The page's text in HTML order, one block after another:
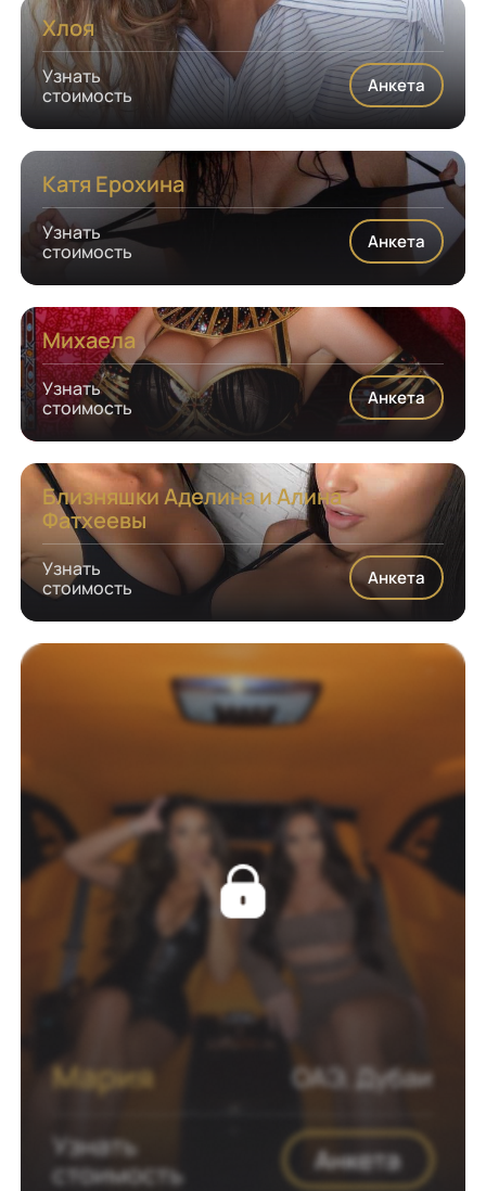
Хлоя
Узнать
стоимость
Анкета
Катя Ерохина
Узнать
стоимость
Анкета
Михаела
Узнать
стоимость
Анкета
Близняшки Аделина и Алина
Фатхеевы
Узнать
стоимость
Анкета